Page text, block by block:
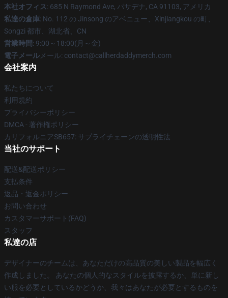
本社オフィス: 685 N Raymond Ave, パサデナ, CA 91103, アメリカ
私達の倉庫: No. 112 の Jinsong のアベニュー、Xinjiangkou の町、
Songzi 都市、湖北省、CN
営業時間: 9:00～18:00(月～金)
電子メール メール: contact@callherdaddymerch.com
会社案内
私たちについて
利用規約
プライバシーポリシー
DMCA - 著作権ポリシー
カリフォルニアSB657: サプライチェーンの透明性法
当社のサポート
配送&配送ポリシー
支払条件
返品・返金ポリシー
お問い合わせ
カスタマーサポート(FAQ)
スタッフ
私達の店
デザイナーのチームは、あなただけの高品質の美しい製品を幅広く
作成しました。 あなたの個人的なスタイルを披露するか、単に新し
い服を必要としているかどうか、我々はあなたが必要とするものを